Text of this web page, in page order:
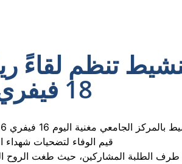
تنظم لقاءً
18 فيفري
قيم الوفاء لتضحيات شهداء
طرف الطلبة المشاركين، حيث طغت الروح